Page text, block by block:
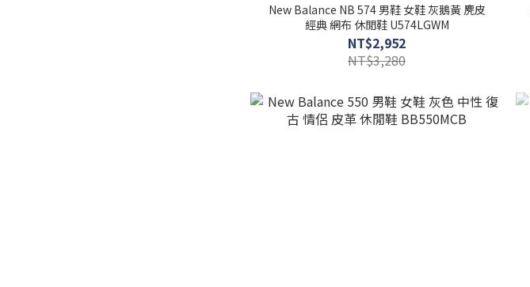
New Balance NB 574 男鞋 女鞋 灰鵝黃 麂皮
經典 網布 休閒鞋 U574LGWM
NT$2,952
NT$3,280